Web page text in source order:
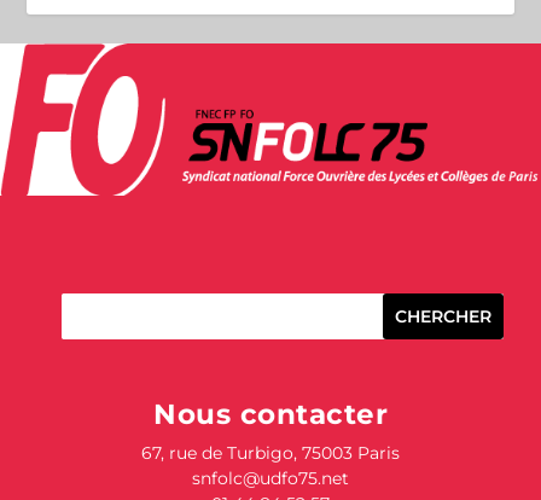
Nous contacter
67, rue de Turbigo, 75003 Paris
snfolc@udfo75.net